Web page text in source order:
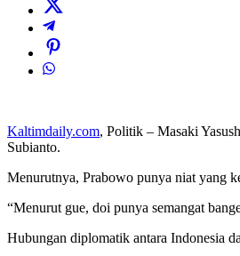
Kaltimdaily.com, Politik – Masaki
Subianto.
Menurutnya, Prabowo punya niat yang
“Menurut gue, doi punya semangat
Hubungan diplomatik antara Indonesia